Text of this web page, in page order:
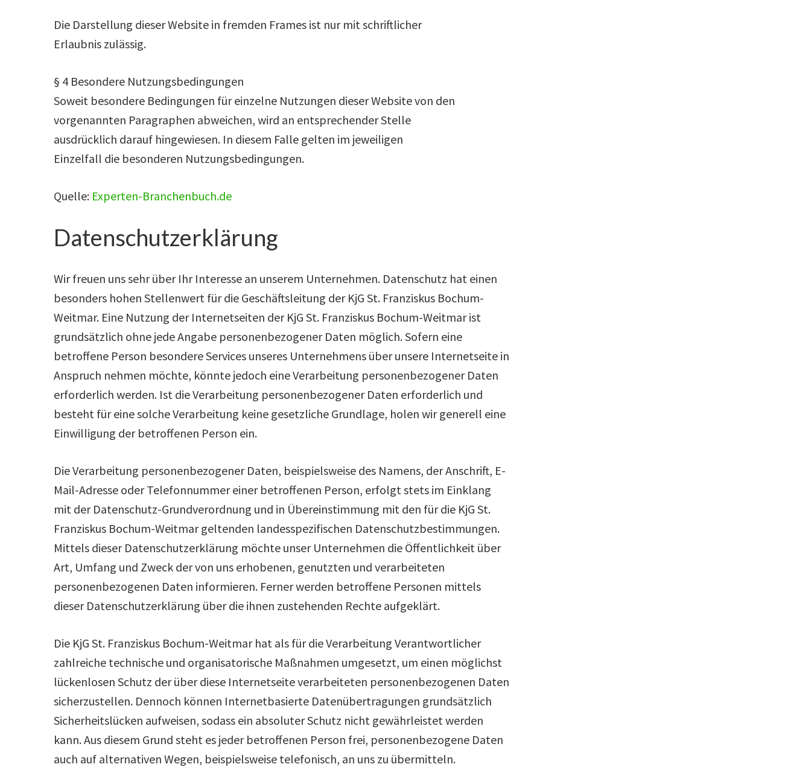
Die Darstellung dieser Website in fremden Frames ist nur mit schriftlicher
Erlaubnis zulässig.
§ 4 Besondere Nutzungsbedingungen
Soweit besondere Bedingungen für einzelne Nutzungen dieser Website von den
vorgenannten Paragraphen abweichen, wird an entsprechender Stelle
ausdrücklich darauf hingewiesen. In diesem Falle gelten im jeweiligen
Einzelfall die besonderen Nutzungsbedingungen.
Quelle: Experten-Branchenbuch.de
Datenschutzerklärung
Wir freuen uns sehr über Ihr Interesse an unserem Unternehmen. Datenschutz hat einen
besonders hohen Stellenwert für die Geschäftsleitung der KjG St. Franziskus Bochum-
Weitmar. Eine Nutzung der Internetseiten der KjG St. Franziskus Bochum-Weitmar ist
grundsätzlich ohne jede Angabe personenbezogener Daten möglich. Sofern eine
betroffene Person besondere Services unseres Unternehmens über unsere Internetseite in
Anspruch nehmen möchte, könnte jedoch eine Verarbeitung personenbezogener Daten
erforderlich werden. Ist die Verarbeitung personenbezogener Daten erforderlich und
besteht für eine solche Verarbeitung keine gesetzliche Grundlage, holen wir generell eine
Einwilligung der betroffenen Person ein.
Die Verarbeitung personenbezogener Daten, beispielsweise des Namens, der Anschrift, E-
Mail-Adresse oder Telefonnummer einer betroffenen Person, erfolgt stets im Einklang
mit der Datenschutz-Grundverordnung und in Übereinstimmung mit den für die KjG St.
Franziskus Bochum-Weitmar geltenden landesspezifischen Datenschutzbestimmungen.
Mittels dieser Datenschutzerklärung möchte unser Unternehmen die Öffentlichkeit über
Art, Umfang und Zweck der von uns erhobenen, genutzten und verarbeiteten
personenbezogenen Daten informieren. Ferner werden betroffene Personen mittels
dieser Datenschutzerklärung über die ihnen zustehenden Rechte aufgeklärt.
Die KjG St. Franziskus Bochum-Weitmar hat als für die Verarbeitung Verantwortlicher
zahlreiche technische und organisatorische Maßnahmen umgesetzt, um einen möglichst
lückenlosen Schutz der über diese Internetseite verarbeiteten personenbezogenen Daten
sicherzustellen. Dennoch können Internetbasierte Datenübertragungen grundsätzlich
Sicherheitslücken aufweisen, sodass ein absoluter Schutz nicht gewährleistet werden
kann. Aus diesem Grund steht es jeder betroffenen Person frei, personenbezogene Daten
auch auf alternativen Wegen, beispielsweise telefonisch, an uns zu übermitteln.